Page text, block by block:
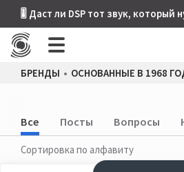
🎚 Даст ли DSP тот звук, который
БРЕНДЫ ОСНОВАННЫЕ В 1968
Все Посты Вопросы
Сортировка по алфавиту